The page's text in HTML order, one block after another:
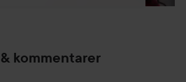
kommentarer